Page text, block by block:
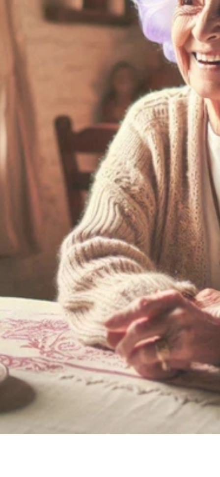
Pour les proches
Une solution complémentaire pour
Plus de sérénité au quotidien
Une présence même quand on ne
Pour les
professionnels /
structures
Un outil complémentaire
d’accompagnement
Un support au maintien à domicile
Une innovation utile pour les publics
fragiles